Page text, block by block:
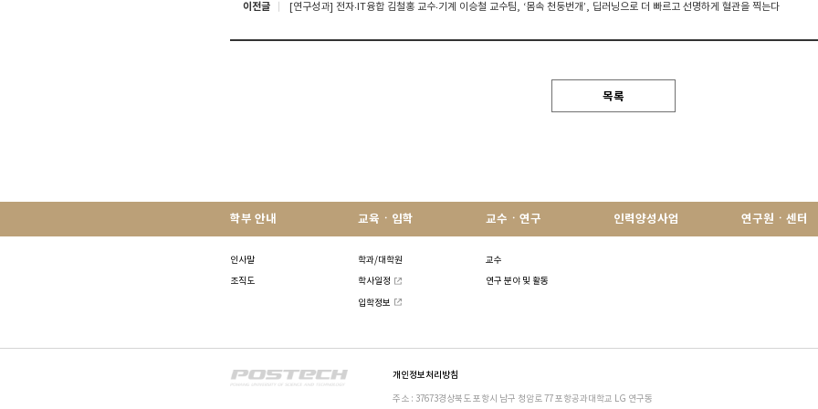
이전글 [연구성과] 전자‧IT융합 김철홍 교수‧기계 이승철 교수팀, ‘몸속 천둥번개’, 딥러닝으로 더 빠르고 선명하게 혈관을 찍는다
목록
학부 안내
인사말
조직도
교육ㆍ입학
학과/대학원
학사일정
입학정보
교수ㆍ연구
교수
연구 분야 및 활동
인력양성사업 연구원ㆍ센터
p
개인정보처리방침
주소 : 37673경상북도 포항시 남구 청암로 77 포항공과대학교 LG 연구동